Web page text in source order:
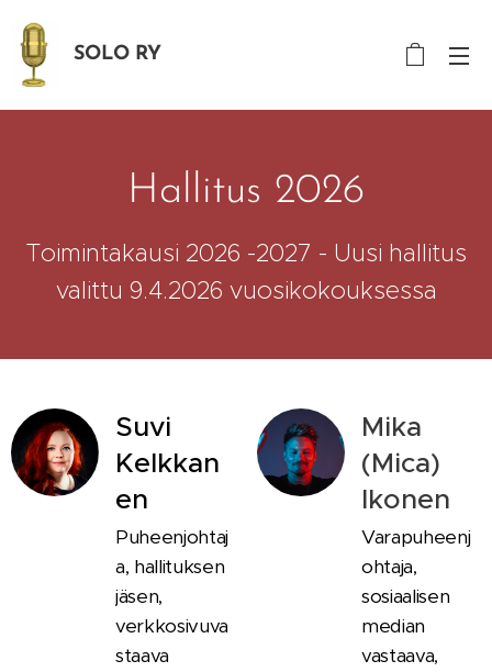
SOLO RY
Hallitus 2026
Toimintakausi 2026 -2027 - Uusi hallitus
valittu 9.4.2026 vuosikokouksessa
Suvi
Kelkkan
en
Puheenjohtaj
a, hallituksen
jäsen,
verkkosivuva
staava
Mika
(Mica)
Ikonen
Varapuheenj
ohtaja,
sosiaalisen
median
vastaava,